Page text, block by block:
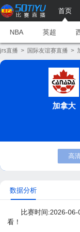
首页
NBA 英超
jrs直播 > 国际友谊赛直播 >
加拿大
高
数据分析
比赛时间:2026-
看！